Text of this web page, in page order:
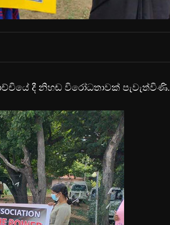
දී නිහඬ විරෝධතාවක් පැවැත්විණි.